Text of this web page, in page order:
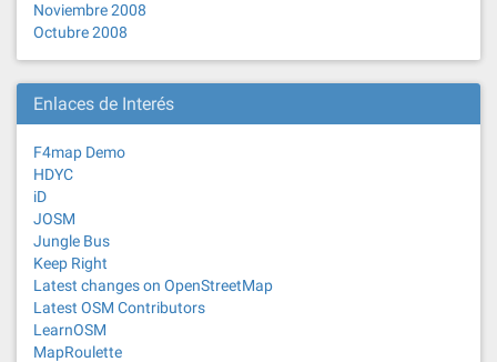
Noviembre 2008
Octubre 2008
Enlaces de Interés
F4map Demo
HDYC
iD
JOSM
Jungle Bus
Keep Right
Latest changes on OpenStreetMap
Latest OSM Contributors
LearnOSM
MapRoulette